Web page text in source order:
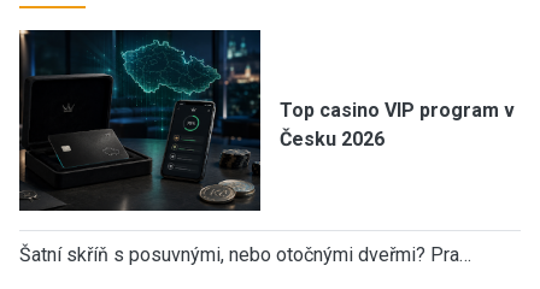
Top casino VIP program v
Česku 2026
Šatní skříň s posuvnými, nebo otočnými dveřmi? Pra…